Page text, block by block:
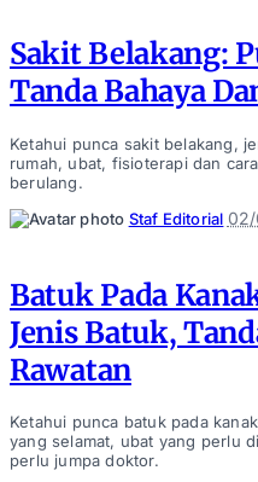
Sakit Belakang:
Tanda Bahaya
Ketahui punca sakit belakang,
rumah, ubat, fisioterapi dan
berulang.
Posted
Staf Editorial
Batuk Pada
Jenis Batuk,
Rawatan
Ketahui punca batuk pada
yang selamat, ubat yang perlu
perlu jumpa doktor.